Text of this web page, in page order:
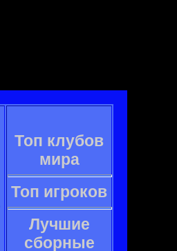
Топ клубов
мира
Топ игроков
Лучшие
сборные